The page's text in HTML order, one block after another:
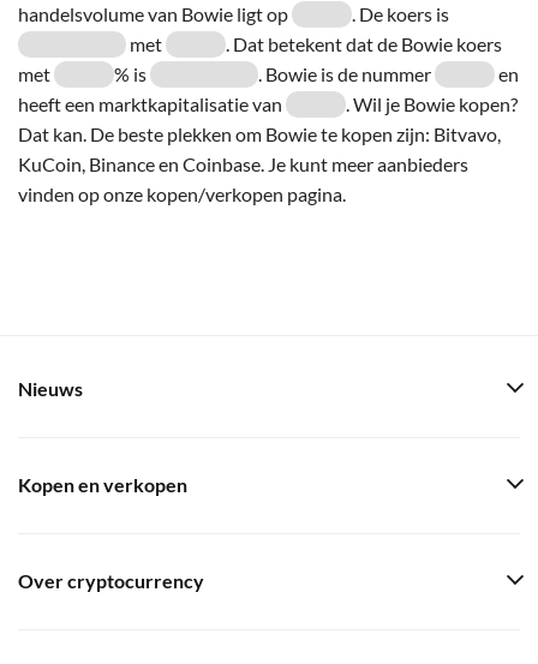
handelsvolume van Bowie ligt op
. De koers is
met
. Dat betekent dat de Bowie koers
met
% is . Bowie is de nummer
en
heeft een marktkapitalisatie van
. Wil je Bowie kopen?
Dat kan. De beste plekken om Bowie te kopen zijn: Bitvavo,
KuCoin, Binance en Coinbase. Je kunt meer aanbieders
vinden op onze kopen/verkopen pagina.
Nieuws
Kopen en verkopen
Over cryptocurrency